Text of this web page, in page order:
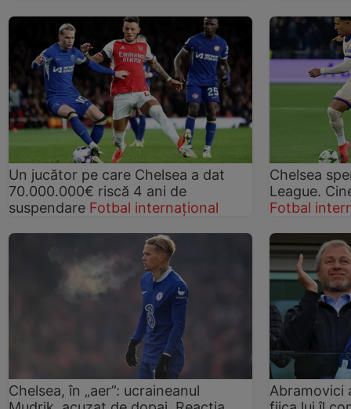
Un jucător pe care Chelsea a dat
70.000.000€ riscă 4 ani de
suspendare Fotbal internațional
Chelsea
League.
Fotbal
Chelsea, în „aer”: ucraineanul
Abramovici